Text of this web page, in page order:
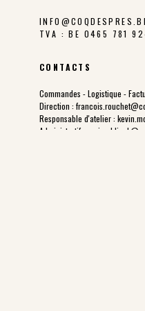
TVA : BE 0465 781
CONTACTS
Commandes - Logistique -
Direction :
Responsable d'atelier :
Administratif :